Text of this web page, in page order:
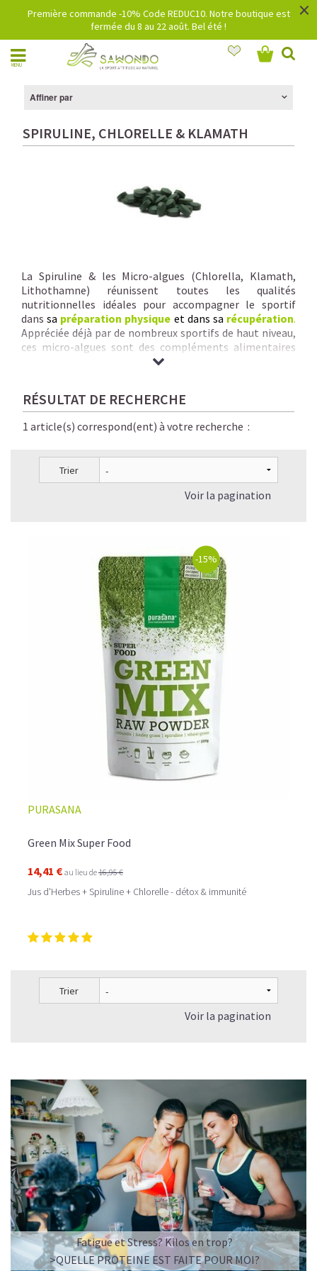
Première commande -10% Code REDUC10. Notre boutique est
fermée du 8 au 22 août. Bel été !
×
MENU
Affiner par
SPIRULINE, CHLORELLE & KLAMATH
La Spiruline & les Micro-algues (Chlorella, Klamath,
Lithothamne) réunissent toutes les qualités
nutritionnelles idéales pour accompagner le sportif
dans sa préparation physique et dans sa récupération.
Appréciée déjà par de nombreux sportifs de haut niveau,
ces micro-algues sont des compléments alimentaires
naturels, sains, parfaitement digestes et éco-
Nous vous garantissons
qualité inégalée :origine + pureté + traçabilité +
savoir-faire rigoureux + séchage à basse
température + absence de contaminants chimiques.
RÉSULTAT DE RECHERCHE
1 article(s) correspond(ent) à votre recherche :
Trier
Voir la pagination
-15%
PURASANA
Green Mix Super Food
14,41 € au lieu de16,95 €
Jus d'Herbes + Spiruline + Chlorelle - détox & immunité
Trier
Voir la pagination
Fatigue et Stress? Kilos en trop?
>QUELLE PROTEINE EST FAITE POUR MOI?